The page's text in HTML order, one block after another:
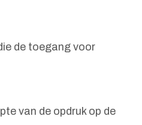
de toegang voor
van de opdruk op de